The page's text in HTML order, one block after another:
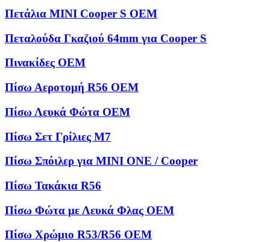
Πετάλια MINI Cooper S OEM
Πεταλούδα Γκαζιού 64mm για Cooper S
Πινακίδες OEM
Πίσω Αεροτομή R56 OEM
Πίσω Λευκά Φώτα OEM
Πίσω Σετ Γρίλιες M7
Πίσω Σπόιλερ για MINI ONE / Cooper
Πίσω Τακάκια R56
Πίσω Φώτα με Λευκά Φλας OEM
Πίσω Χρώμιο R53/R56 OEM